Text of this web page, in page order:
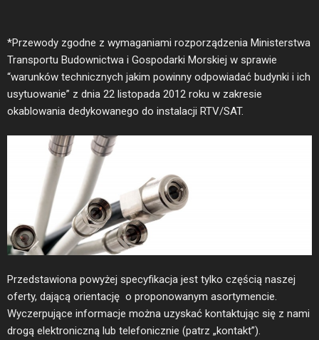
*Przewody zgodne z wymaganiami rozporządzenia Ministerstwa
Transportu Budownictwa i Gospodarki Morskiej w sprawie
“warunków technicznych jakim powinny odpowiadać budynki i ich
usytuowanie” z dnia 22 listopada 2012 roku w zakresie
okablowania dedykowanego do instalacji RTV/SAT.
Przedstawiona powyżej specyfikacja jest tylko częścią naszej
oferty, dającą orientację o proponowanym asortymencie.
Wyczerpujące informacje można uzyskać kontaktując się z nami
drogą elektroniczną lub telefonicznie (patrz „kontakt”).